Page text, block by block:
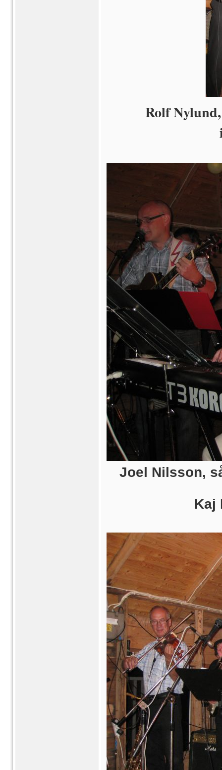
Rolf
Joel Nilsson,
Kaj